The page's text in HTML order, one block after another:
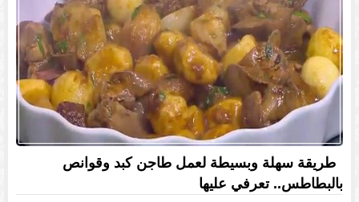
طريقة سهلة وبسيطة لعمل طاجن كبد وقوانص
بالبطاطس.. تعرفي عليها